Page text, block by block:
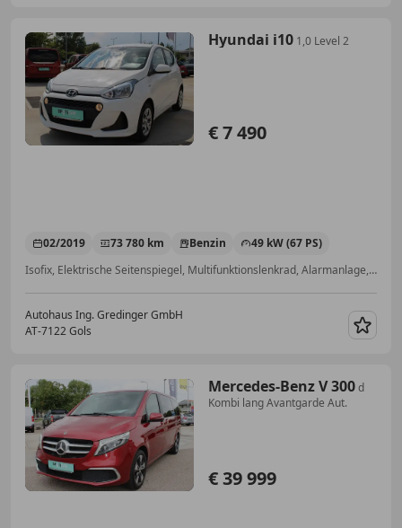
Hyundai i10 1,0 Level 2
€ 7 490
02/2019 73 780 km Benzin
49 kW (67 PS)
Isofix, Elektrische Seitenspiegel, Multifunktionslenkrad, Alarmanlage, Tempomat, Bluetooth, Freisprecheinrichtung, Beifahrerairbag
Autohaus Ing. Gredinger GmbH
AT-7122 Gols
Mercedes-Benz V 300d
Kombi lang Avantgarde Aut.
€ 39 999